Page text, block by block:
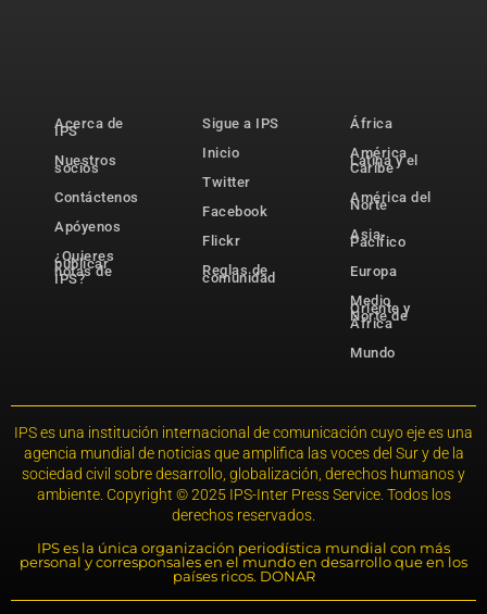
Acerca de
IPS
Nuestros
socios
Contáctenos
Apóyenos
¿Quieres
publicar
notas de
IPS?
Sigue a IPS
Inicio
Twitter
Facebook
Flickr
Reglas de
comunidad
África
América
Latina y el
Caribe
América del
Norte
Asia-
Pacífico
Europa
Medio
Oriente y
Norte de
África
Mundo
IPS es una institución internacional de comunicación cuyo eje es una
agencia mundial de noticias que amplifica las voces del Sur y de la
sociedad civil sobre desarrollo, globalización, derechos humanos y
ambiente. Copyright © 2025 IPS-Inter Press Service. Todos los
derechos reservados.
IPS es la única organización periodística mundial con más
personal y corresponsales en el mundo en desarrollo que en los
países ricos. DONAR